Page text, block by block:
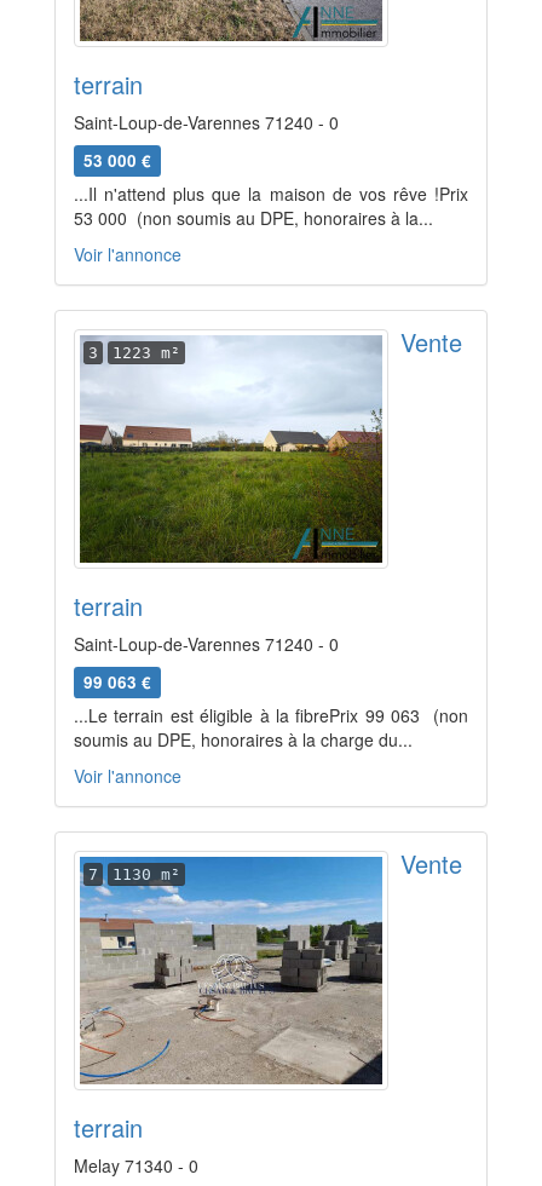
terrain
Saint-Loup-de-Varennes 71240 - 0
53 000 €
...Il n'attend plus que la maison de vos rêve !Prix
53 000  (non soumis au DPE, honoraires à la...
Voir l'annonce
3 1223 m² Vente
terrain
Saint-Loup-de-Varennes 71240 - 0
99 063 €
...Le terrain est éligible à la fibrePrix 99 063  (non
soumis au DPE, honoraires à la charge du...
Voir l'annonce
7 1130 m² Vente
terrain
Melay 71340 - 0